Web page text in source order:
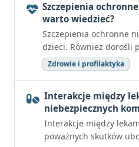
Szczepienia
warto wiedzieć?
Szczepienia ochronne
dzieci. Również dorośli
Zdrowie i profilaktyka
Interakcje między
niebezpiecznych
Interakcje między
poważnych skutków